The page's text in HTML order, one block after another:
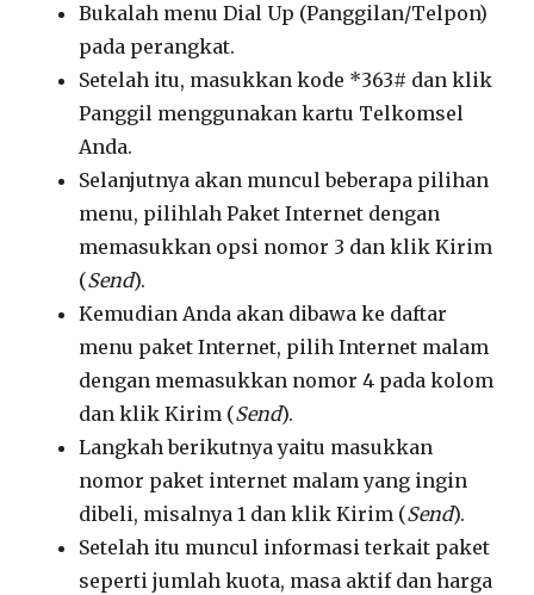
Bukalah menu Dial Up (Panggilan/Telpon)
pada perangkat.
Setelah itu, masukkan kode *363# dan klik
Panggil menggunakan kartu Telkomsel
Anda.
Selanjutnya akan muncul beberapa pilihan
menu, pilihlah Paket Internet dengan
memasukkan opsi nomor 3 dan klik Kirim
(Send).
Kemudian Anda akan dibawa ke daftar
menu paket Internet, pilih Internet malam
dengan memasukkan nomor 4 pada kolom
dan klik Kirim (Send).
Langkah berikutnya yaitu masukkan
nomor paket internet malam yang ingin
dibeli, misalnya 1 dan klik Kirim (Send).
Setelah itu muncul informasi terkait paket
seperti jumlah kuota, masa aktif dan harga